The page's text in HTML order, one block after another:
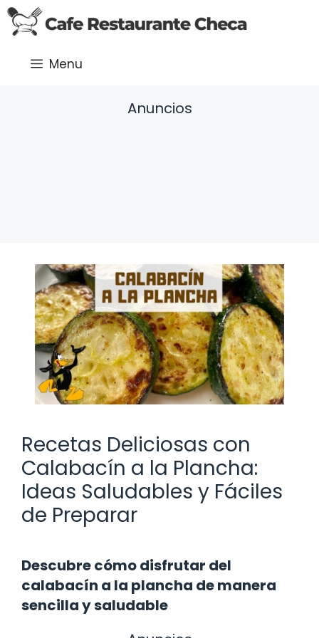
Saltar
al
Menu
Anuncios
Recetas Deliciosas con
Calabacín a la Plancha:
Ideas Saludables y Fáciles
de Preparar
Descubre cómo disfrutar del
calabacín a la plancha de manera
sencilla y saludable